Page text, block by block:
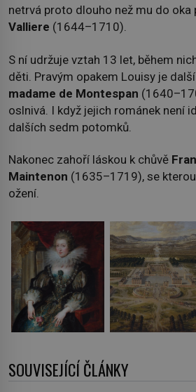
netrvá proto dlouho než mu do oka
Valliere (1644–1710).
S ní udržuje vztah 13 let, během
děti. Pravým opakem Louisy je
madame de Montespan
oslnivá. I když jejich románek není
dalších sedm potomků.
Nakonec zahoří láskou k chůvě
Maintenon (1635–1719), se
ožení.
SOUVISEJÍCÍ ČLÁNKY